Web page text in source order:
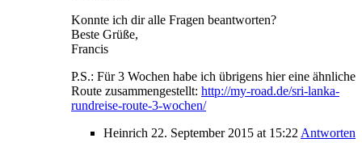
Konnte ich dir alle Fragen beantworten?
Beste Grüße,
Francis
P.S.: Für 3 Wochen habe ich übrigens hier eine ähnliche
Route zusammengestellt: http://my-road.de/sri-lanka-
rundreise-route-3-wochen/
Heinrich 22. September 2015 at 15:22 Antworten